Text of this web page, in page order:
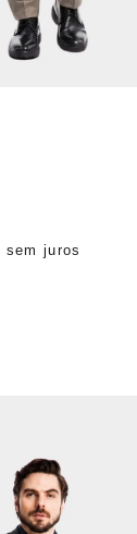
sem juros